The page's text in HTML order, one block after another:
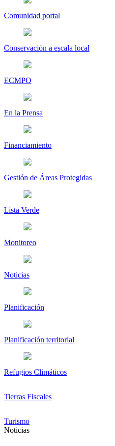
Comunidad portal
Conservación a escala local
ECMPO
En la Prensa
Financiamiento
Gestión de Áreas Protegidas
Lista Verde
Monitoreo
Noticias
Planificación
Planificación territorial
Refugios Climáticos
Tierras Fiscales
Turismo
Noticias